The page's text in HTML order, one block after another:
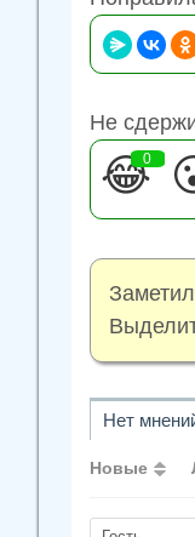
Не
😂
0
Нет
Новые